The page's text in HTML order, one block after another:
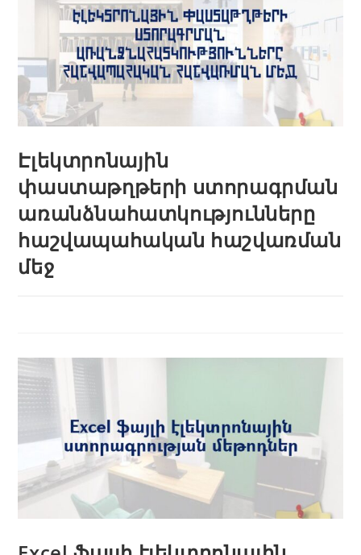
Էլեկտրոնային
փաստաթղթերի ստորագրման
առանձնահատկությունները
հաշվապահական հաշվառման
մեջ